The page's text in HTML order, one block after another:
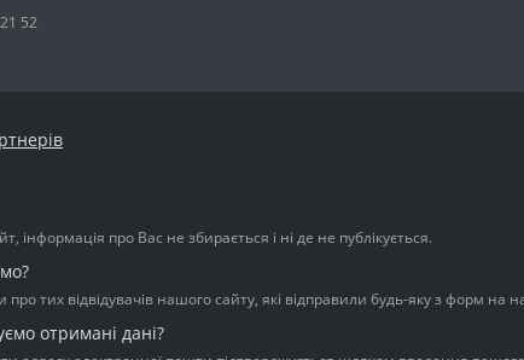
52
інформація про Вас не збирається і ні де не публікується.
тих відвідувачів нашого сайту, які відправили будь-яку з форм на
отримані дані?